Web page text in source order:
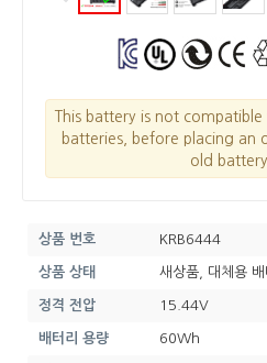
This battery is not
batteries, before placing an
old
상품 번호 KRB6444
상품 상태 새상품, 대체용 배
정격 전압 15.44V
배터리 용량 60Wh